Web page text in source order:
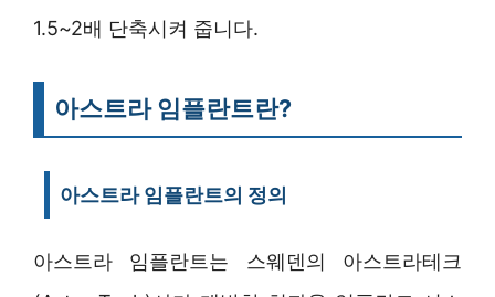
1.5~2배 단축시켜 줍니다.
아스트라 임플란트란?
아스트라 임플란트의 정의
아스트라 임플란트는 스웨덴의 아스트라테크